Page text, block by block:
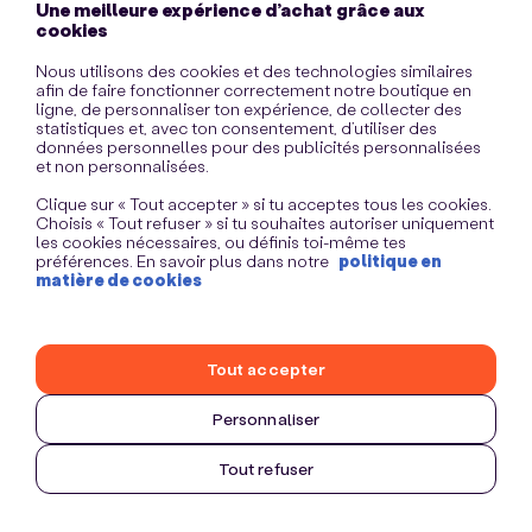
Une meilleure expérience d’achat grâce aux
cookies
Nous utilisons des cookies et des technologies similaires
afin de faire fonctionner correctement notre boutique en
ligne, de personnaliser ton expérience, de collecter des
statistiques et, avec ton consentement, d’utiliser des
données personnelles pour des publicités personnalisées
et non personnalisées.
Clique sur « Tout accepter » si tu acceptes tous les cookies.
Choisis « Tout refuser » si tu souhaites autoriser uniquement
les cookies nécessaires, ou définis toi-même tes
préférences. En savoir plus dans notre politique en
matière de cookies
Personnaliser
Tout refuser
Tout accepter